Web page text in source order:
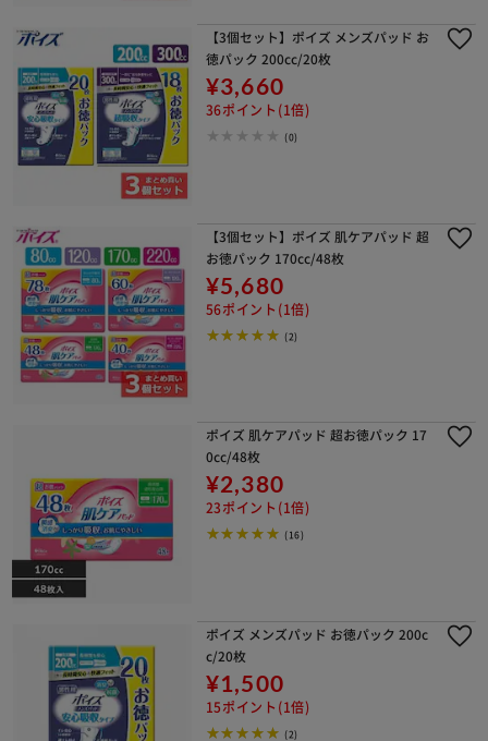
【3個セット】ポイズ メンズパッド お
徳パック 200cc/20枚
¥3,660
36ポイント(1倍)
(0)
【3個セット】ポイズ 肌ケアパッド 超
お徳パック 170cc/48枚
¥5,680
56ポイント(1倍)
(2)
ポイズ 肌ケアパッド 超お徳パック 17
0cc/48枚
¥2,380
23ポイント(1倍)
(16)
ポイズ メンズパッド お徳パック 200c
c/20枚
¥1,500
15ポイント(1倍)
(2)